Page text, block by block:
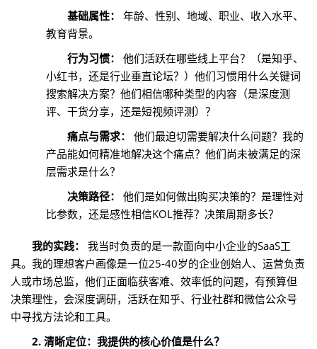
基础属性：
年龄、性别、地域、职业、收入水平、
教育背景。
行为习惯：
他们活跃在哪些线上平台？（是知乎、
小红书，还是行业垂直论坛？）他们习惯用什么关键词
搜索解决方案？他们相信哪种类型的内容（是深度测
评、干货分享，还是短视频评测）？
痛点与需求：
他们最迫切需要解决什么问题？我的
产品能如何精准地解决这个痛点？他们尚未被满足的深
层需求是什么？
决策路径：
他们是如何做出购买决策的？是理性对
比参数，还是感性相信KOL推荐？决策周期多长？
我的实践：
我当时负责的是一款面向中小企业的SaaS工
具。我的理想客户画像是一位25-40岁的企业创始人、运营负责
人或市场总监，他们正面临获客难、效率低的问题，有预算但
决策理性，会深度调研，活跃在知乎、行业社群和微信公众号
中寻找方法论和工具。
2. 清晰定位：我提供的核心价值是什么？